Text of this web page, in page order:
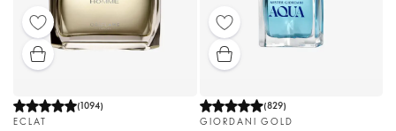
(1094)
ECLAT
(829)
GIORDANI GOLD